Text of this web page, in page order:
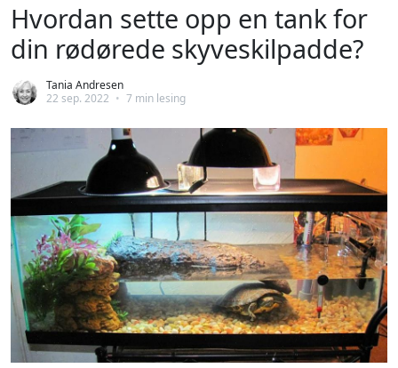
Hvordan sette opp en tank for
din rødørede skyveskilpadde?
Tania Andresen
22 sep. 2022 • 7 min lesing